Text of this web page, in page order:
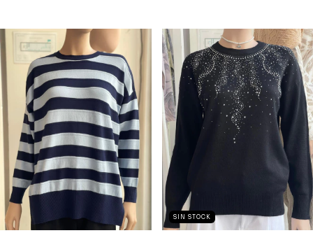
SIN STOCK